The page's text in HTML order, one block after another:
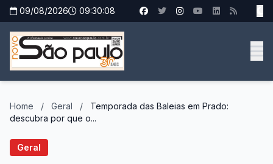
09/08/2026 09:30:09
Home / Geral /
Temporada das Baleias em Prado:
descubra por que o...
Geral